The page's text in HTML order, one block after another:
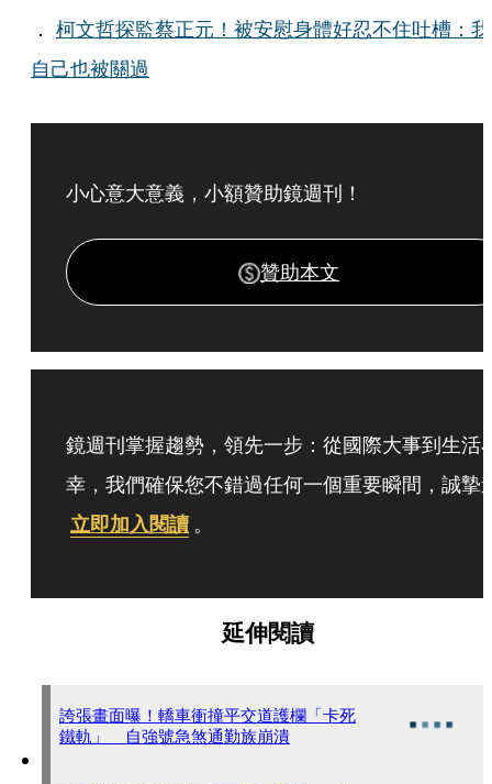
． 柯文哲探監蔡正元！被安慰身體好忍不住吐槽：我
自己也被關過
小心意大意義，小額贊助鏡週刊！
贊助本文
鏡週刊掌握趨勢，領先一步：從國際大事到生活
幸，我們確保您不錯過任何一個重要瞬間，誠摯
立即加入閱讀 。
延伸閱讀
誇張畫面曝！轎車衝撞平交道護欄「卡死
鐵軌」 自強號急煞通勤族崩潰